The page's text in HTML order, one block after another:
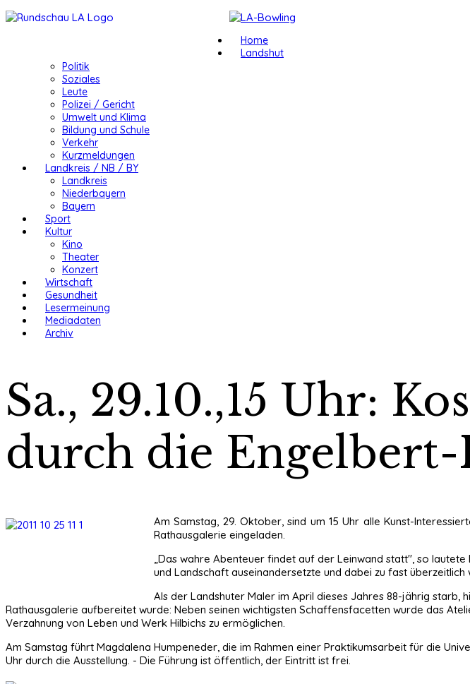
Home
Landshut
Politik
Soziales
Leute
Polizei / Gericht
Umwelt und Klima
Bildung und Schule
Verkehr
Kurzmeldungen
Landkreis / NB / BY
Landkreis
Niederbayern
Bayern
Sport
Kultur
Kino
Theater
Konzert
Wirtschaft
Gesundheit
Lesermeinung
Mediadaten
Archiv
Sa., 29.10.,15 Uhr:
durch die
Am Samstag, 29. Oktober, sind um 15 Uhr alle Kunst-
Rathausgalerie eingeladen.
„Das wahre Abenteuer findet auf der Leinwand statt", so
und Landschaft auseinandersetzte und dabei zu fast überzeitlich
Als der Landshuter Maler im April dieses Jahres 88-jährig starb,
Rathausgalerie aufbereitet wurde: Neben seinen wichtigsten Schaffensfacetten wurde das
Verzahnung von Leben und Werk Hilbichs zu ermöglichen.
Am Samstag führt Magdalena Humpeneder, die im Rahmen einer Praktikumsarbeit für die
Uhr durch die Ausstellung. - Die Führung ist öffentlich, der Eintritt ist frei.